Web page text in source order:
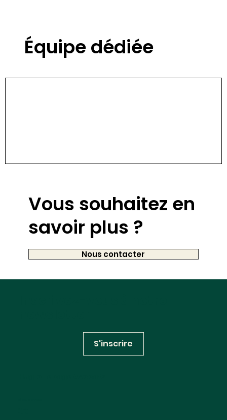
Équipe dédiée
Vous souhaitez en
savoir plus ?
Nous contacter
S'inscrire